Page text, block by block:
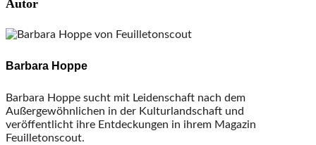
Autor
Barbara Hoppe
Barbara Hoppe sucht mit Leidenschaft nach dem
Außergewöhnlichen in der Kulturlandschaft und
veröffentlicht ihre Entdeckungen in ihrem Magazin
Feuilletonscout.